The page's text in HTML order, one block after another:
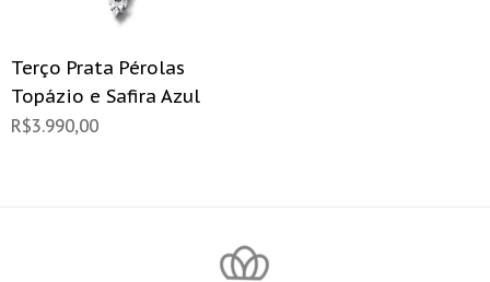
Terço Prata Pérolas
Topázio e Safira Azul
R$3.990,00